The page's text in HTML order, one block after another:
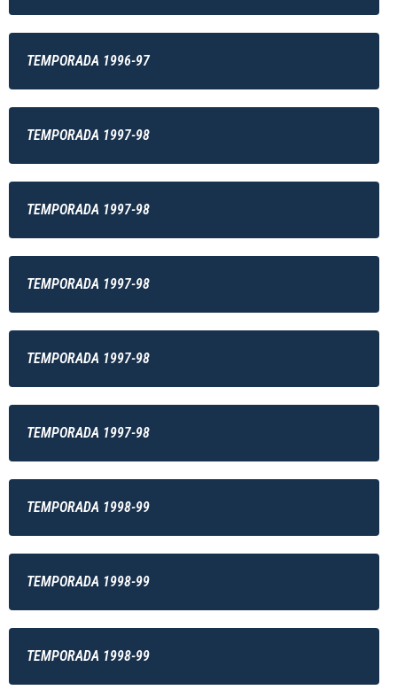
TEMPORADA 1996-97
TEMPORADA 1997-98
TEMPORADA 1997-98
TEMPORADA 1997-98
TEMPORADA 1997-98
TEMPORADA 1997-98
TEMPORADA 1998-99
TEMPORADA 1998-99
TEMPORADA 1998-99